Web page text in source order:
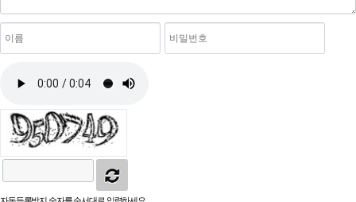
자동등록방지 숫자를 순서대로 입력하세요.